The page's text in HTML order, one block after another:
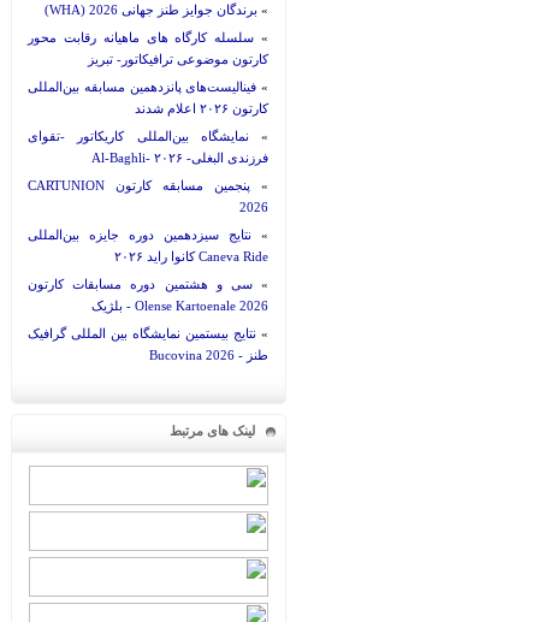
» برندگان جوایز طنز جهانی 2026 (WHA)
» سلسله کارگاه های ماهیانه رقابت محور
کارتون موضوعی ترافیکاتور- تبریز
» فینالیست‌های پانزدهمین مسابقه بین‌المللی
کارتون ۲۰۲۶ اعلام شدند
» نمایشگاه بین‌المللی کاریکاتور -تقوای
فرزندی البغلی- Al-Baghli- ۲۰۲۶
»
پنجمین مسابقه کارتون CARTUNION
2026
» نتایج سیزدهمین دوره جایزه بین‌المللی
Caneva Ride کانوا راید ۲۰۲۶
»سی و هشتمین دوره مسابقات کارتون
Olense Kartoenale 2026 - بلژیک
» نتایج بیستمین نمایشگاه بین المللی گرافیک
طنز - Bucovina 2026
لینک های مرتبط